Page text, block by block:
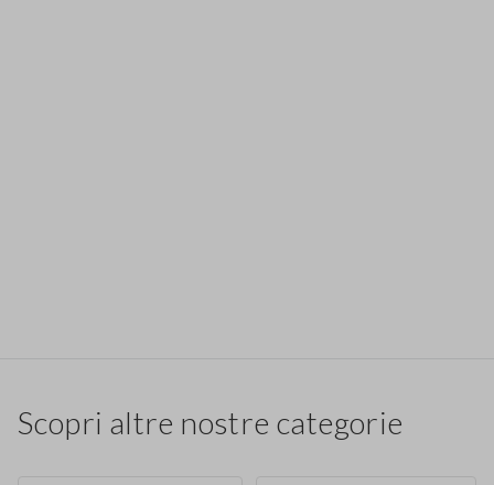
Scopri altre nostre categorie